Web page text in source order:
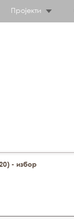
Пројекти
- избор